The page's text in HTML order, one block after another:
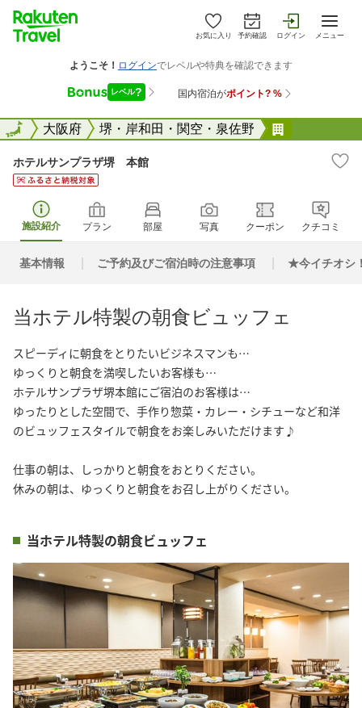
お気に入り 予約確認 ログイン メニュー
全国大阪府 堺・岸和田・関空・泉佐野
全国
ホテルサンプラザ堺 本館
施設紹介 プラン 部屋 写真 クーポン クチコミ
基本情報 ご予約及びご宿泊時の注意事項 ★今イチオシ
当ホテル特製の朝食ビュッフェ
スピーディに朝食をとりたいビジネスマンも…
ゆっくりと朝食を満喫したいお客様も…
ホテルサンプラザ堺本館にご宿泊のお客様は…
ゆったりとした空間で、手作り惣菜・カレー・シチューなど和洋
のビュッフェスタイルで朝食をお楽しみいただけます♪
仕事の朝は、しっかりと朝食をおとりください。
当ホテル特製の朝食ビュッフェ